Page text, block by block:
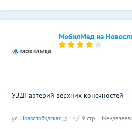
МобилМед на
ул. Новослободская, д. 14/19 стр.1,
УЗДГ артерий верхних конечностей